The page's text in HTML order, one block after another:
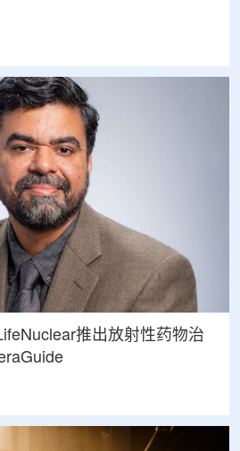
推出放射性药物治